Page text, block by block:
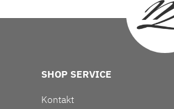
SHOP SERVICE
Kontakt